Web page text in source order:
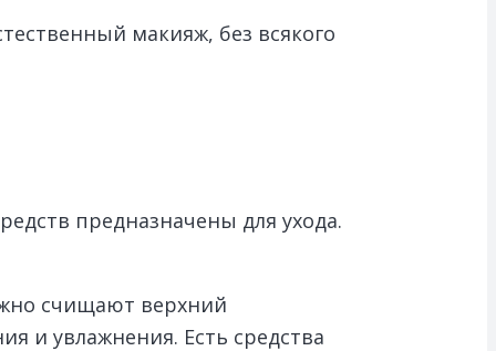
макияж, без всякого
предназначены для ухода.
счищают верхний
и увлажнения. Есть средства